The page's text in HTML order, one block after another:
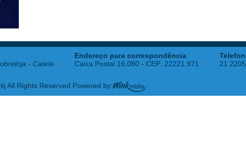
- Catete
Endereço para correspondência
Caixa Postal 16.080 - CEP: 22221.971
21
All Rights Reserved Powered by: